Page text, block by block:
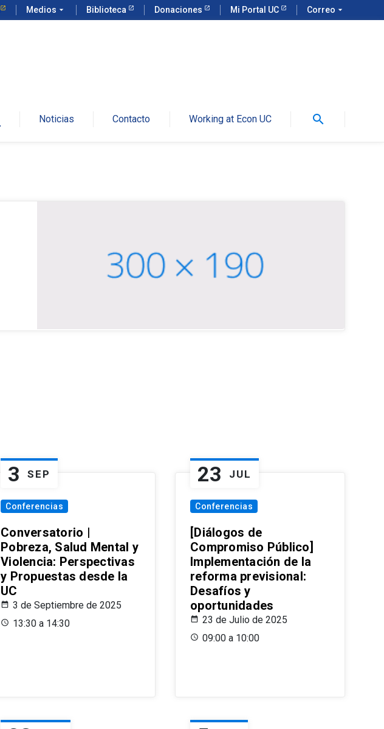
Medios arrow_drop_down Biblioteca Donaciones Mi Portal UC Correo arrow_drop_down
Noticias Contacto Working at Econ UC search
3 SEP
Conferencias
Conversatorio |
Pobreza, Salud Mental y
Violencia: Perspectivas
y Propuestas desde la
UC
3 de Septiembre de 2025
13:30 a 14:30
23 JUL
Conferencias
[Diálogos de
Compromiso Público]
Implementación de la
reforma previsional:
Desafíos y
oportunidades
23 de Julio de 2025
09:00 a 10:00